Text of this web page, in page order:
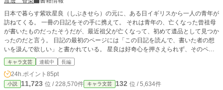
日本で暮らす紫吹星良（しぶきせら）の元に、ある日イギリスから一人の青年が
訪ねてくる。 一冊の日記をその手に携えて。 それは青年の、亡くなった曾祖母
が書いたものだったそうだが、最近祖父が亡くなって、初めて遺品として見つか
ったのだと言う。 日記の最初のページには「この日記を読んで、書いた者の想
いを汲んで欲しい」と書かれている。 星良は好奇心を押さえられず、そのペー
ジをめくった――。 ――明治二十五年―― 「旧世代の弊害を取り除け」との掛
け声の中、時の政府が海の向こうにある国から人を招いて、他国への「追いつけ
追い抜け」政策を推進していた頃。 優秀な外国人を国内に留めるためには結婚
だと、妙齢の令嬢との縁組が幾つも組まれ――紫吹琴星（ことせ）とハウディー
キャラ文芸 連載中 長編
24h.ポイント 85pt
小説 11,723 位 / 228,570件 キャラ文芸 132 位 / 5,634件